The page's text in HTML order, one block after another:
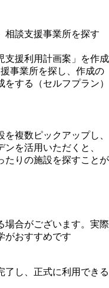
相談支援事業所を探す
支援利用計画案」を作成
事業所を探し、作成の
する（セルフプラン）
複数ピックアップし、
を活用いただくと、
たりの施設を探すことが
場合がございます。実際
がおすすめです
了し、正式に利用できる